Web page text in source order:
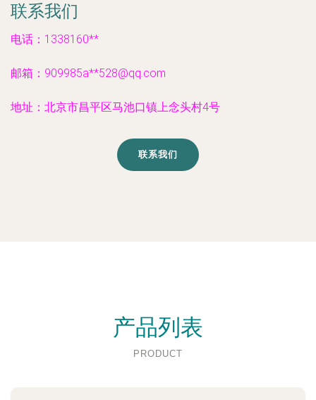
联系我们
电话：1338160**
邮箱：909985a**528@qq.com
地址：北京市昌平区马池口镇上念头村4号
联系我们
产品列表
PRODUCT